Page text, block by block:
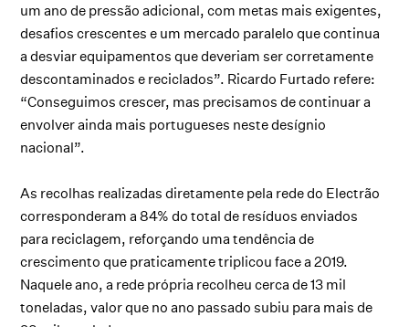
um ano de pressão adicional, com metas mais exigentes,
desafios crescentes e um mercado paralelo que continua
a desviar equipamentos que deveriam ser corretamente
descontaminados e reciclados”. Ricardo Furtado refere:
“Conseguimos crescer, mas precisamos de continuar a
envolver ainda mais portugueses neste desígnio
nacional”.
As recolhas realizadas diretamente pela rede do Electrão
corresponderam a 84% do total de resíduos enviados
para reciclagem, reforçando uma tendência de
crescimento que praticamente triplicou face a 2019.
Naquele ano, a rede própria recolheu cerca de 13 mil
toneladas, valor que no ano passado subiu para mais de